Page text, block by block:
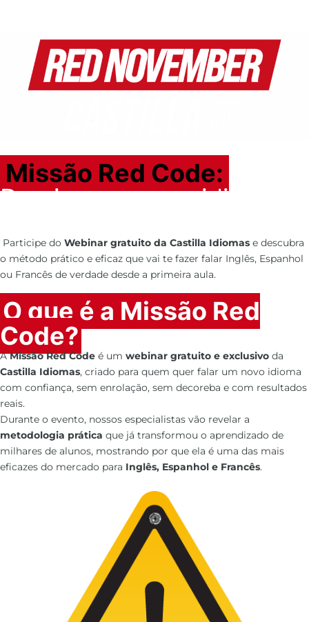
Missão Red Code:
Domine um novo idioma e
Participe do Webinar gratuito da Castilla Idiomas e descubra
o método prático e eficaz que vai te fazer falar Inglês, Espanhol
ou Francês de verdade desde a primeira aula.
O que é a Missão Red
Code?
AMissão Red Code é um webinar gratuito e exclusivo da
Castilla Idiomas, criado para quem quer falar um novo idioma
com confiança, sem enrolação, sem decoreba e com resultados
reais.
Durante o evento, nossos especialistas vão revelar a
metodologia prática que já transformou o aprendizado de
milhares de alunos, mostrando por que ela é uma das mais
eficazes do mercado para Inglês, Espanhol e Francês.